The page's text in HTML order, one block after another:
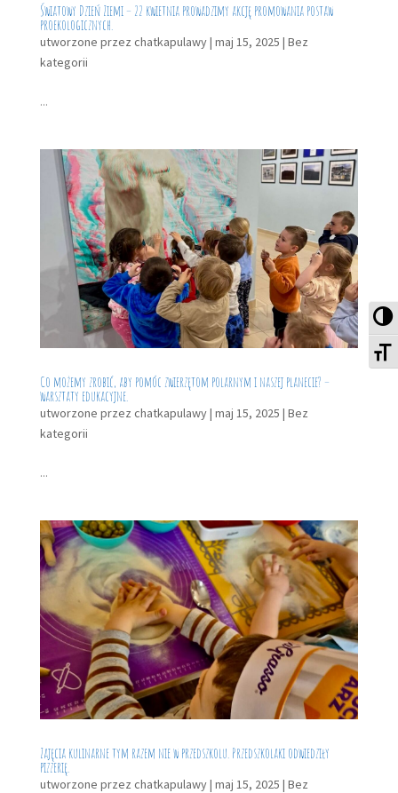
Światowy Dzień Ziemi – 22 kwietnia prowadzimy akcję promowania postaw
proekologicznych.
utworzone przez chatkapulawy| maj 15, 2025 | Bez
kategorii
...
Co możemy zrobić, aby pomóc zwierzętom polarnym i naszej planecie? –
warsztaty edukacyjne.
utworzone przez chatkapulawy| maj 15, 2025 | Bez
kategorii
...
Zajęcia kulinarne tym razem nie w przedszkolu. Przedszkolaki odwiedziły
pizzerię.
utworzone przez chatkapulawy| maj 15, 2025 | Bez